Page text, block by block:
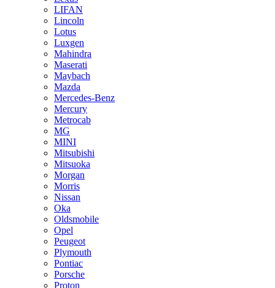
LIFAN
Lincoln
Lotus
Luxgen
Mahindra
Maserati
Maybach
Mazda
Mercedes-Benz
Mercury
Metrocab
MG
MINI
Mitsubishi
Mitsuoka
Morgan
Morris
Nissan
Oka
Oldsmobile
Opel
Peugeot
Plymouth
Pontiac
Porsche
Proton